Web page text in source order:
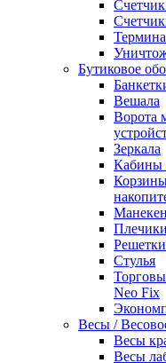
Бутиковое
Вешала
Ворота
Зеркала
Кабины
Плечики
Стулья
Neo Fix
Весы /
Весы
Весы